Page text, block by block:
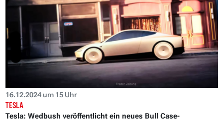
16.12.2024 um 15 Uhr
TESLA
Tesla: Wedbush veröffentlicht ein neues Bull Case-